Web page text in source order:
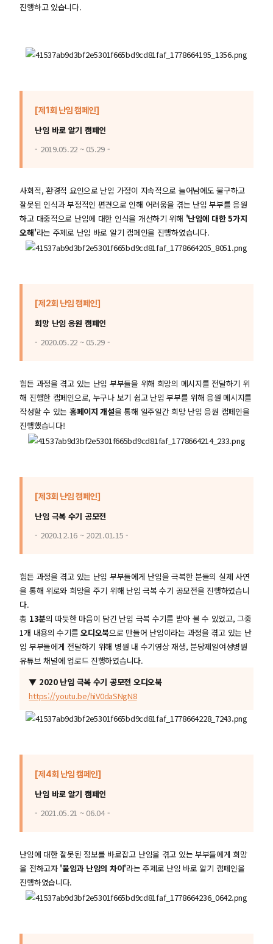
진행하고 있습니다.
[제1회 난임 캠페인]
난임 바로 알기 캠페인
- 2019.05.22 ~ 05.29 -
사회적, 환경적 요인으로 난임 가정이 지속적으로 늘어남에도 불구하고
잘못된 인식과 부정적인 편견으로 인해 어려움을 겪는 난임 부부를 응원
하고 대중적으로 난임에 대한 인식을 개선하기 위해 '난임에 대한 5가지
오해'라는 주제로 난임 바로 알기 캠페인을 진행하였습니다.
[제2회 난임 캠페인]
희망 난임 응원 캠페인
- 2020.05.22 ~ 05.29 -
힘든 과정을 겪고 있는 난임 부부들을 위해 희망의 메시지를 전달하기 위
해 진행한 캠페인으로, 누구나 보기 쉽고 난임 부부를 위해 응원 메시지를
작성할 수 있는 홈페이지 개설을 통해 일주일간 희망 난임 응원 캠페인을
진행했습니다!
[제3회 난임 캠페인]
난임 극복 수기 공모전
- 2020.12.16 ~ 2021.01.15 -
힘든 과정을 겪고 있는 난임 부부들에게 난임을 극복한 분들의 실제 사연
을 통해 위로와 희망을 주기 위해 난임 극복 수기 공모전을 진행하였습니
다.
총 13분의 따듯한 마음이 담긴 난임 극복 수기를 받아 볼 수 있었고, 그중
1개 내용의 수기를오디오북으로 만들어 난임이라는 과정을 겪고 있는 난
임 부부들에게 전달하기 위해 병원 내 수기영상 재생, 분당제일여성병원
유튜브 채널에 업로드 진행하였습니다.
▼ 2020 난임 극복 수기 공모전 오디오북
https://youtu.be/hiV0daSNgN8
[제4회 난임 캠페인]
난임 바로 알기 캠페인
- 2021.05.21 ~ 06.04 -
난임에 대한 잘못된 정보를 바로잡고 난임을 겪고 있는 부부들에게 희망
을 전하고자 '불임과 난임의 차이'라는 주제로 난임 바로 알기 캠페인을
진행하였습니다.